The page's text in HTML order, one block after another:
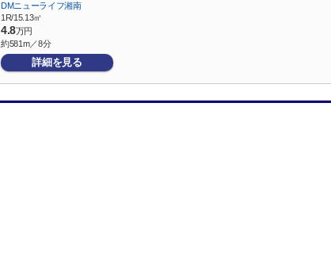
DMニューライフ湘南
1R/15.13㎡
4.8万円
約581m／8分
詳細を見る